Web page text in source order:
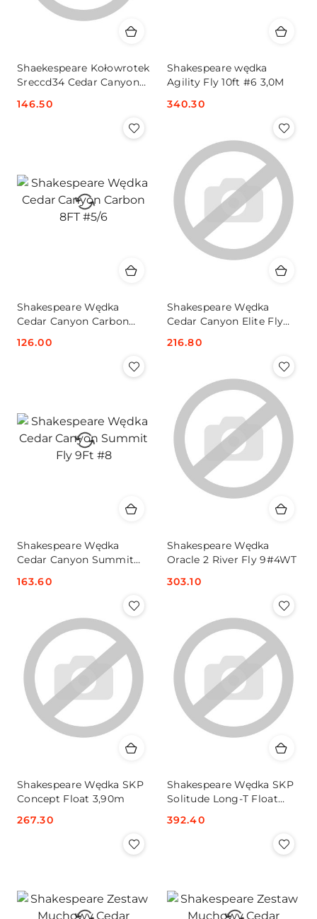
Shaekespeare Kołowrotek
Sreccd34 Cedar Canyon
Cena:
146.50
Shakespeare wędka
Agility Fly 10ft #6 3,0M
Cena:
340.30
Shakespeare Wędka
Cedar Canyon Carbon
Cena:
126.00
Shakespeare Wędka
Cedar Canyon Elite Fly
Cena:
216.80
Shakespeare Wędka
Cedar Canyon Summit
Cena:
163.60
Shakespeare Wędka
Oracle 2 River Fly 9#4WT
Cena:
303.10
Shakespeare Wędka SKP
Concept Float 3,90m
Cena:
267.30
Shakespeare Wędka SKP
Solitude Long-T Float
Cena:
392.40